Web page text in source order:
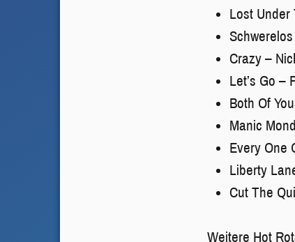
Lost Under
Crazy –
Let’s Go –
Both Of
Manic
Every One
Liberty
Cut The
Weitere Hot